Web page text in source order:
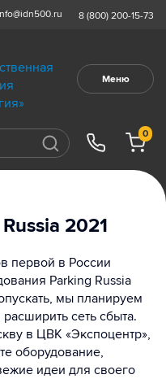
8 (800) 200-15-73
Меню
0
2021
первой в России
Parking Russia
мы планируем
сеть сбыта.
в ЦВК «Экспоцентр»,
оборудование,
идеи для своего